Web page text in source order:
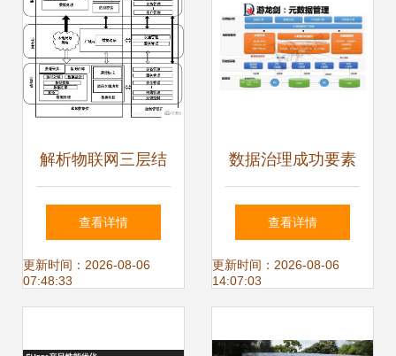
解析物联网三层结
构 不可或缺的层次
与数据处理存储的
查看详情
更新时间：2026-08-06
07:48:33
数据治理成功要素
技术工具与数据处
理存储服务的基石
查看详情
更新时间：2026-08-06
14:07:03